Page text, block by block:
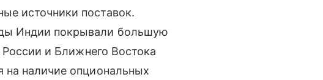
источники поставок.
Индии покрывали большую
России и Ближнего Востока
на наличие опциональных